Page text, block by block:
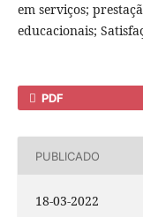
em serviços;
educacionais;
PDF
PUBLICADO
18-03-2022